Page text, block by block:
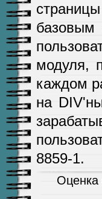
базовым
модуля,
каждом
на
8859-1.
Оценка